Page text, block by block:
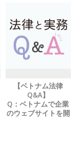
【ベトナム法律
Q&A】
Q：ベトナムで企業
のウェブサイトを開